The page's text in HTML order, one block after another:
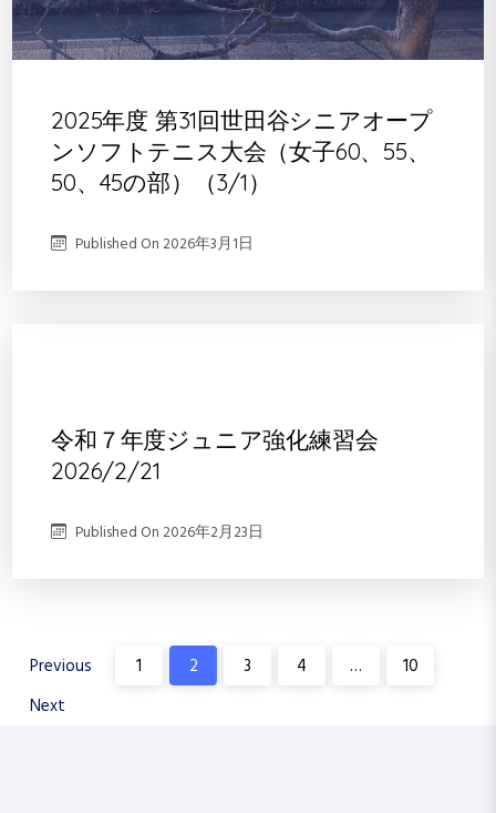
2025年度 第31回世田谷シニアオープ
ンソフトテニス大会（女子60、55、
50、45の部）（3/1）
Published On2026年3月1日
令和７年度ジュニア強化練習会
2026/2/21
Published On2026年2月23日
投
稿
Previous 1 2 3 4 …
10
Next